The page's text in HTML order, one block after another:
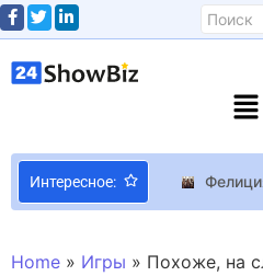
Интересное:
Home » Игры » Похоже, на